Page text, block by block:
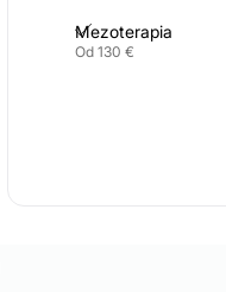
Mezoterapia
Od 130 €